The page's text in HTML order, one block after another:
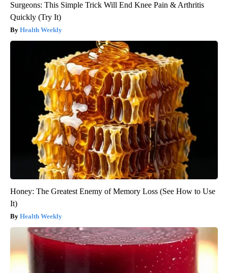
Surgeons: This Simple Trick Will End Knee Pain & Arthritis
Quickly (Try It)
Health Weekly
Honey: The Greatest Enemy of Memory Loss (See How to Use
It)
Health Weekly